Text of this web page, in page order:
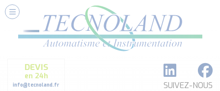
DEVIS
en 24h
info@tecnoland.fr SUIVEZ-NOUS
Nos Services
Conseils et Fourniture
Formation et Assistance
Architecture I-O Link multi fabricants